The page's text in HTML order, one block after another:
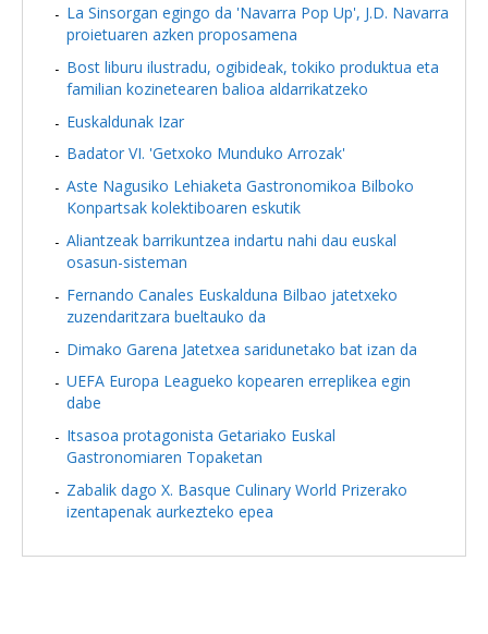
La Sinsorgan egingo da 'Navarra Pop Up', J.D. Navarra
proietuaren azken proposamena
Bost liburu ilustradu, ogibideak, tokiko produktua eta
familian kozinetearen balioa aldarrikatzeko
Euskaldunak Izar
Badator VI. 'Getxoko Munduko Arrozak'
Aste Nagusiko Lehiaketa Gastronomikoa Bilboko
Konpartsak kolektiboaren eskutik
Aliantzeak barrikuntzea indartu nahi dau euskal
osasun-sisteman
Fernando Canales Euskalduna Bilbao jatetxeko
zuzendaritzara bueltauko da
Dimako Garena Jatetxea saridunetako bat izan da
UEFA Europa Leagueko kopearen erreplikea egin
dabe
Itsasoa protagonista Getariako Euskal
Gastronomiaren Topaketan
Zabalik dago X. Basque Culinary World Prizerako
izentapenak aurkezteko epea